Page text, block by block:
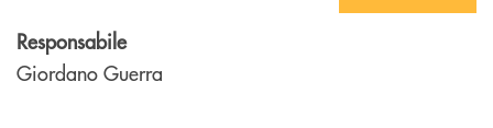
Responsabile
Giordano Guerra